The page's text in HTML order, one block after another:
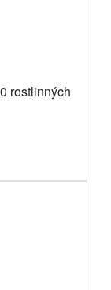
rostlinných